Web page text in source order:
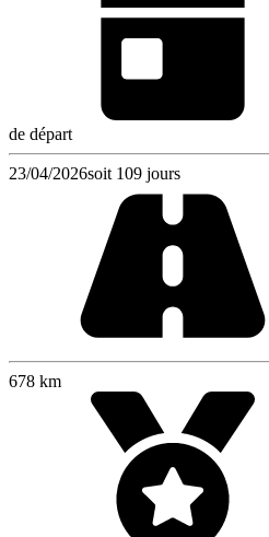
de départ
23/04/2026soit 109 jours
678 km